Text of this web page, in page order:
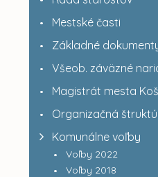
Mestské časti
Základné
Všeob. záväzné
Magistrát mesta
Organizačná
Komunálne voľby
Voľby 2022
Voľby 2018